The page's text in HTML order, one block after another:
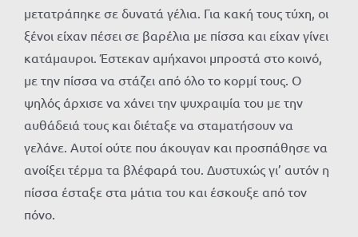
μετατράπηκε σε δυνατά γέλια. Για κακή τους τύχη, οι
ξένοι είχαν πέσει σε βαρέλια με πίσσα και είχαν γίνει
κατάμαυροι. Έστεκαν αμήχανοι μπροστά στο κοινό,
με την πίσσα να στάζει από όλο το κορμί τους. Ο
ψηλός άρχισε να χάνει την ψυχραιμία του με την
αυθάδειά τους και διέταξε να σταματήσουν να
γελάνε. Αυτοί ούτε που άκουγαν και προσπάθησε να
ανοίξει τέρμα τα βλέφαρά του. Δυστυχώς γι’ αυτόν η
πίσσα έσταξε στα μάτια του και έσκουξε από τον
πόνο.